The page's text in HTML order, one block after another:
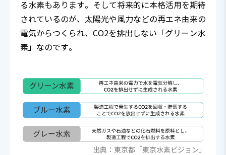
る水素もあります。そして将来的に本格活用を期待
されているのが、太陽光や風力などの再エネ由来の
電気からつくられ、CO2を排出しない「グリーン水
素」なのです。
出典：東京都「東京水素ビジョン」